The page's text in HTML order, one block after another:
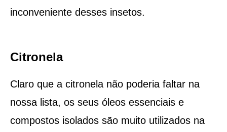
inconveniente desses insetos.
Citronela
Claro que a citronela não poderia faltar na
nossa lista, os seus óleos essenciais e
compostos isolados são muito utilizados na